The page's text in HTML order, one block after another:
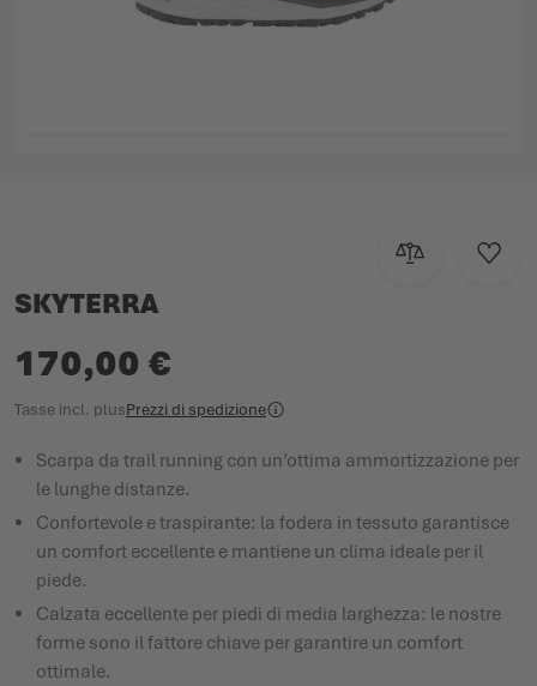
Aggiungi al
SKYTERRA
170,00 €
Tasse incl. plusPrezzi di spedizione
Scarpa da trail running con un’ottima ammortizzazione per
le lunghe distanze.
Confortevole e traspirante: la fodera in tessuto garantisce
un comfort eccellente e mantiene un clima ideale per il
piede.
Calzata eccellente per piedi di media larghezza: le nostre
forme sono il fattore chiave per garantire un comfort
ottimale.